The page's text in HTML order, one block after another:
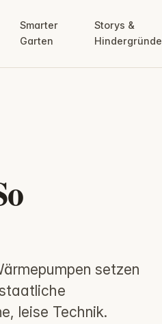
Smarter
Garten
Storys &
Hindergründe
setzen
leise Technik.